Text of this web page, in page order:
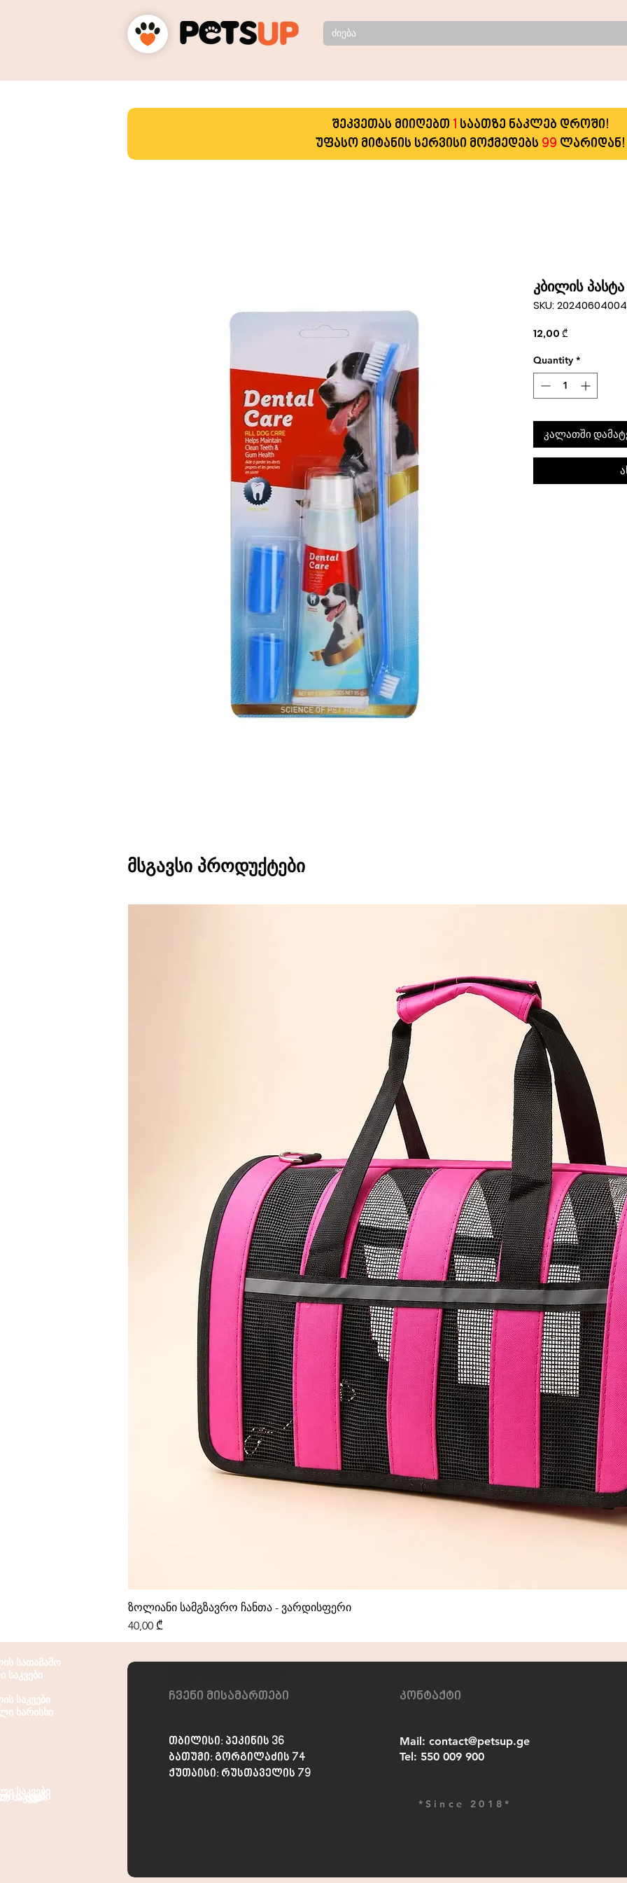
შეკვეთას მიიღებთ 1 საათზე ნაკლებ დროში!
უფასო მიტანის სერვისი მოქმედებს 99 ლარიდან!
კბილის
SKU:
12,00 ₾
Quantity *
კალათში
მსგავსი პროდუქტები
ზოლიანი სამგზავრო ჩანთა - ვარდისფერი
Price
40,00 ₾
სათამაშო
საკვები
საკვები
ხარისხი
საკვები
საკვები
საკვები
თბილისი: პეკინის 36
ბათუმი: გორგილაძის 74
ქუთაისი: რუსთაველის 79
Mail: contact@petsup.ge
Tel: 550 009 900
ჩვენი მისამართები კონტაქტი
*Since 2018*